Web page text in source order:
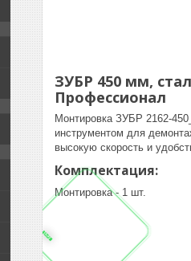
ЗУБР 450 мм,
Профессионал
Монтировка ЗУБР 2162-
инструментом для
высокую скорость и
Комплектация:
Монтировка - 1 шт.